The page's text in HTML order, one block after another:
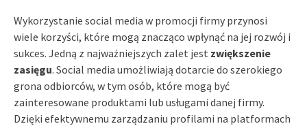
Wykorzystanie social media w promocji firmy przynosi
wiele korzyści, które mogą znacząco wpłynąć na jej rozwój i
sukces. Jedną z najważniejszych zalet jest zwiększenie
zasięgu. Social media umożliwiają dotarcie do szerokiego
grona odbiorców, w tym osób, które mogą być
zainteresowane produktami lub usługami danej firmy.
Dzięki efektywnemu zarządzaniu profilami na platformach